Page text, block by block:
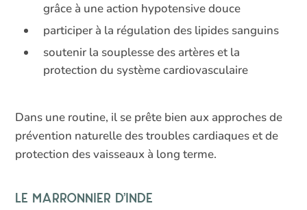
grâce à une action hypotensive douce
participer à la régulation des lipides sanguins
soutenir la souplesse des artères et la
protection du système cardiovasculaire
Dans une routine, il se prête bien aux approches de
prévention naturelle des troubles cardiaques et de
protection des vaisseaux à long terme.
Le marronnier d’Inde